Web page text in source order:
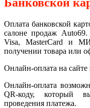
Оплата банковской
салоне продаж
Visa, MasterCard и
получении товара или
Онлайн-оплата на сайте
Онлайн-оплата
QR-коду, который
проведения платежа.